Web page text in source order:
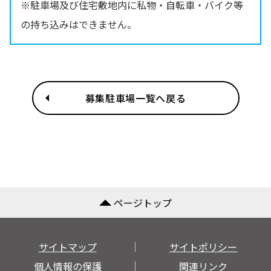
※駐車場及び住宅敷地内に私物・自転車・バイク等
の持ち込みはできません。
募集駐車場一覧へ戻る
ページトップ
サイトマップ
サイトポリシー
個人情報の保護
関連リンク